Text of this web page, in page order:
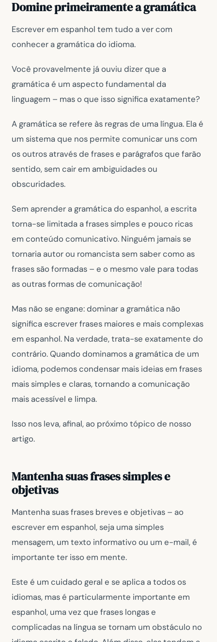
Domine primeiramente a gramática
Escrever em espanhol tem tudo a ver com
conhecer a gramática do idioma.
Você provavelmente já ouviu dizer que a
gramática é um aspecto fundamental da
linguagem – mas o que isso significa exatamente?
A gramática se refere às regras de uma língua. Ela é
um sistema que nos permite comunicar uns com
os outros através de frases e parágrafos que farão
sentido, sem cair em ambiguidades ou
obscuridades.
Sem aprender a gramática do espanhol, a escrita
torna-se limitada a frases simples e pouco ricas
em conteúdo comunicativo. Ninguém jamais se
tornaria autor ou romancista sem saber como as
frases são formadas – e o mesmo vale para todas
as outras formas de comunicação!
Mas não se engane: dominar a gramática não
significa escrever frases maiores e mais complexas
em espanhol. Na verdade, trata-se exatamente do
contrário. Quando dominamos a gramática de um
idioma, podemos condensar mais ideias em frases
mais simples e claras, tornando a comunicação
mais acessível e limpa.
Isso nos leva, afinal, ao próximo tópico de nosso
artigo.
Mantenha suas frases simples e
objetivas
Mantenha suas frases breves e objetivas – ao
escrever em espanhol, seja uma simples
mensagem, um texto informativo ou um e-mail, é
importante ter isso em mente.
Este é um cuidado geral e se aplica a todos os
idiomas, mas é particularmente importante em
espanhol, uma vez que frases longas e
complicadas na língua se tornam um obstáculo no